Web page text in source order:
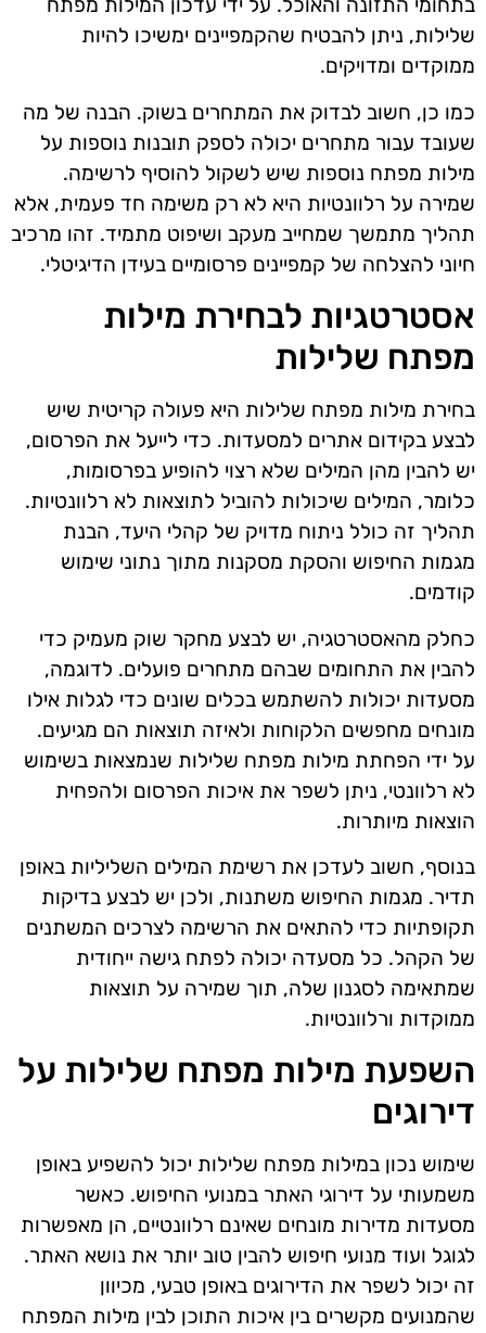
בתחומי התזונה והאוכל. על ידי עדכון המילות מפתח
שלילות, ניתן להבטיח שהקמפיינים ימשיכו להיות
ממוקדים ומדויקים.
כמו כן, חשוב לבדוק את המתחרים בשוק. הבנה של מה
שעובד עבור מתחרים יכולה לספק תובנות נוספות על
מילות מפתח נוספות שיש לשקול להוסיף לרשימה.
שמירה על רלוונטיות היא לא רק משימה חד פעמית, אלא
תהליך מתמשך שמחייב מעקב ושיפוט מתמיד. זהו מרכיב
חיוני להצלחה של קמפיינים פרסומיים בעידן הדיגיטלי.
אסטרטגיות לבחירת מילות
מפתח שלילות
בחירת מילות מפתח שלילות היא פעולה קריטית שיש
לבצע בקידום אתרים למסעדות. כדי לייעל את הפרסום,
יש להבין מהן המילים שלא רצוי להופיע בפרסומות,
כלומר, המילים שיכולות להוביל לתוצאות לא רלוונטיות.
תהליך זה כולל ניתוח מדויק של קהלי היעד, הבנת
מגמות החיפוש והסקת מסקנות מתוך נתוני שימוש
קודמים.
כחלק מהאסטרטגיה, יש לבצע מחקר שוק מעמיק כדי
להבין את התחומים שבהם מתחרים פועלים. לדוגמה,
מסעדות יכולות להשתמש בכלים שונים כדי לגלות אילו
מונחים מחפשים הלקוחות ולאיזה תוצאות הם מגיעים.
על ידי הפחתת מילות מפתח שלילות שנמצאות בשימוש
לא רלוונטי, ניתן לשפר את איכות הפרסום ולהפחית
הוצאות מיותרות.
בנוסף, חשוב לעדכן את רשימת המילים השליליות באופן
תדיר. מגמות החיפוש משתנות, ולכן יש לבצע בדיקות
תקופתיות כדי להתאים את הרשימה לצרכים המשתנים
של הקהל. כל מסעדה יכולה לפתח גישה ייחודית
שמתאימה לסגנון שלה, תוך שמירה על תוצאות
ממוקדות ורלוונטיות.
השפעת מילות מפתח שלילות על
דירוגים
שימוש נכון במילות מפתח שלילות יכול להשפיע באופן
משמעותי על דירוגי האתר במנועי החיפוש. כאשר
מסעדות מדירות מונחים שאינם רלוונטיים, הן מאפשרות
לגוגל ועוד מנועי חיפוש להבין טוב יותר את נושא האתר.
זה יכול לשפר את הדירוגים באופן טבעי, מכיוון
שהמנועים מקשרים בין איכות התוכן לבין מילות המפתח